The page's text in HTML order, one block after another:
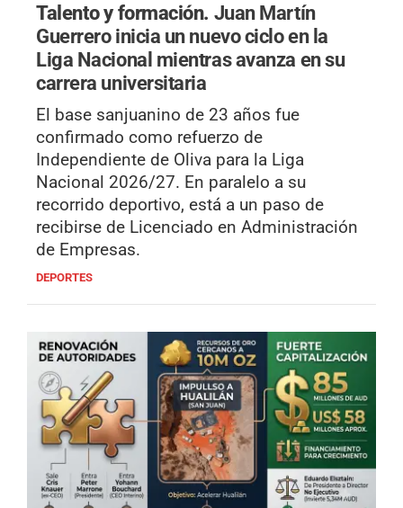
Talento y formación. Juan Martín
Guerrero inicia un nuevo ciclo en la
Liga Nacional mientras avanza en su
carrera universitaria
El base sanjuanino de 23 años fue
confirmado como refuerzo de
Independiente de Oliva para la Liga
Nacional 2026/27. En paralelo a su
recorrido deportivo, está a un paso de
recibirse de Licenciado en Administración
de Empresas.
DEPORTES